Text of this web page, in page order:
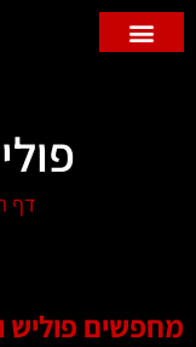
דף הבית
פוליש